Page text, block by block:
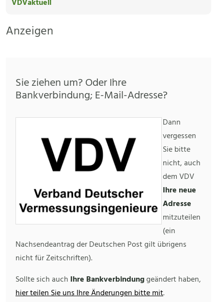
VDVaktuell
Anzeigen
Sie ziehen um? Oder Ihre
Bankverbindung; E-Mail-Adresse?
Dann
vergessen
Sie bitte
nicht, auch
dem VDV
Ihre neue
Adresse
mitzuteilen
(ein
Nachsendeantrag der Deutschen Post gilt übrigens
nicht für Zeitschriften).
Sollte sich auch Ihre Bankverbindunggeändert haben,
hier teilen Sie uns Ihre Änderungen bitte mit.